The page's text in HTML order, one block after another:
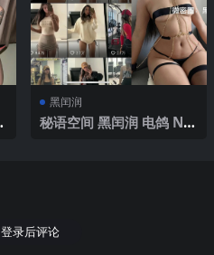
黑闰润
秘语空间 黑闰润 电鸽 NO.
登录后评论